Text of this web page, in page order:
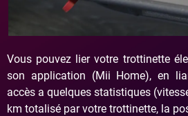
Vous pouvez lier votre trottinette
son application (Mii Home), en
accès a quelques statistiques
km totalisé par votre trottinette, la